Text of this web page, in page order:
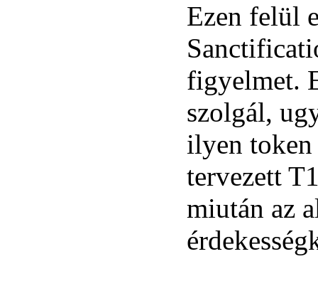
Ezen felül
figyelmet.
szolgál,
ilyen token
tervezett
miután az